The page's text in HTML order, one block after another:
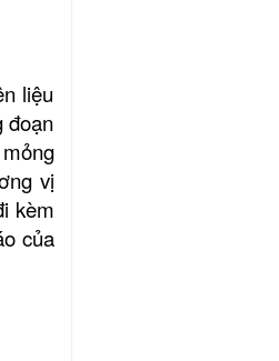
liệu
đoạn
vị
kèm
của